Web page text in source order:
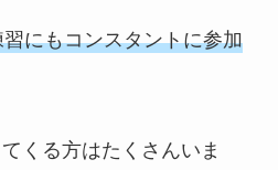
習にもコンスタントに参加
くる方はたくさんいま